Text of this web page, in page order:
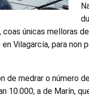
coas únicas melloras
Vilagarcía, para non
de medrar o número
10.000; a de Marín,